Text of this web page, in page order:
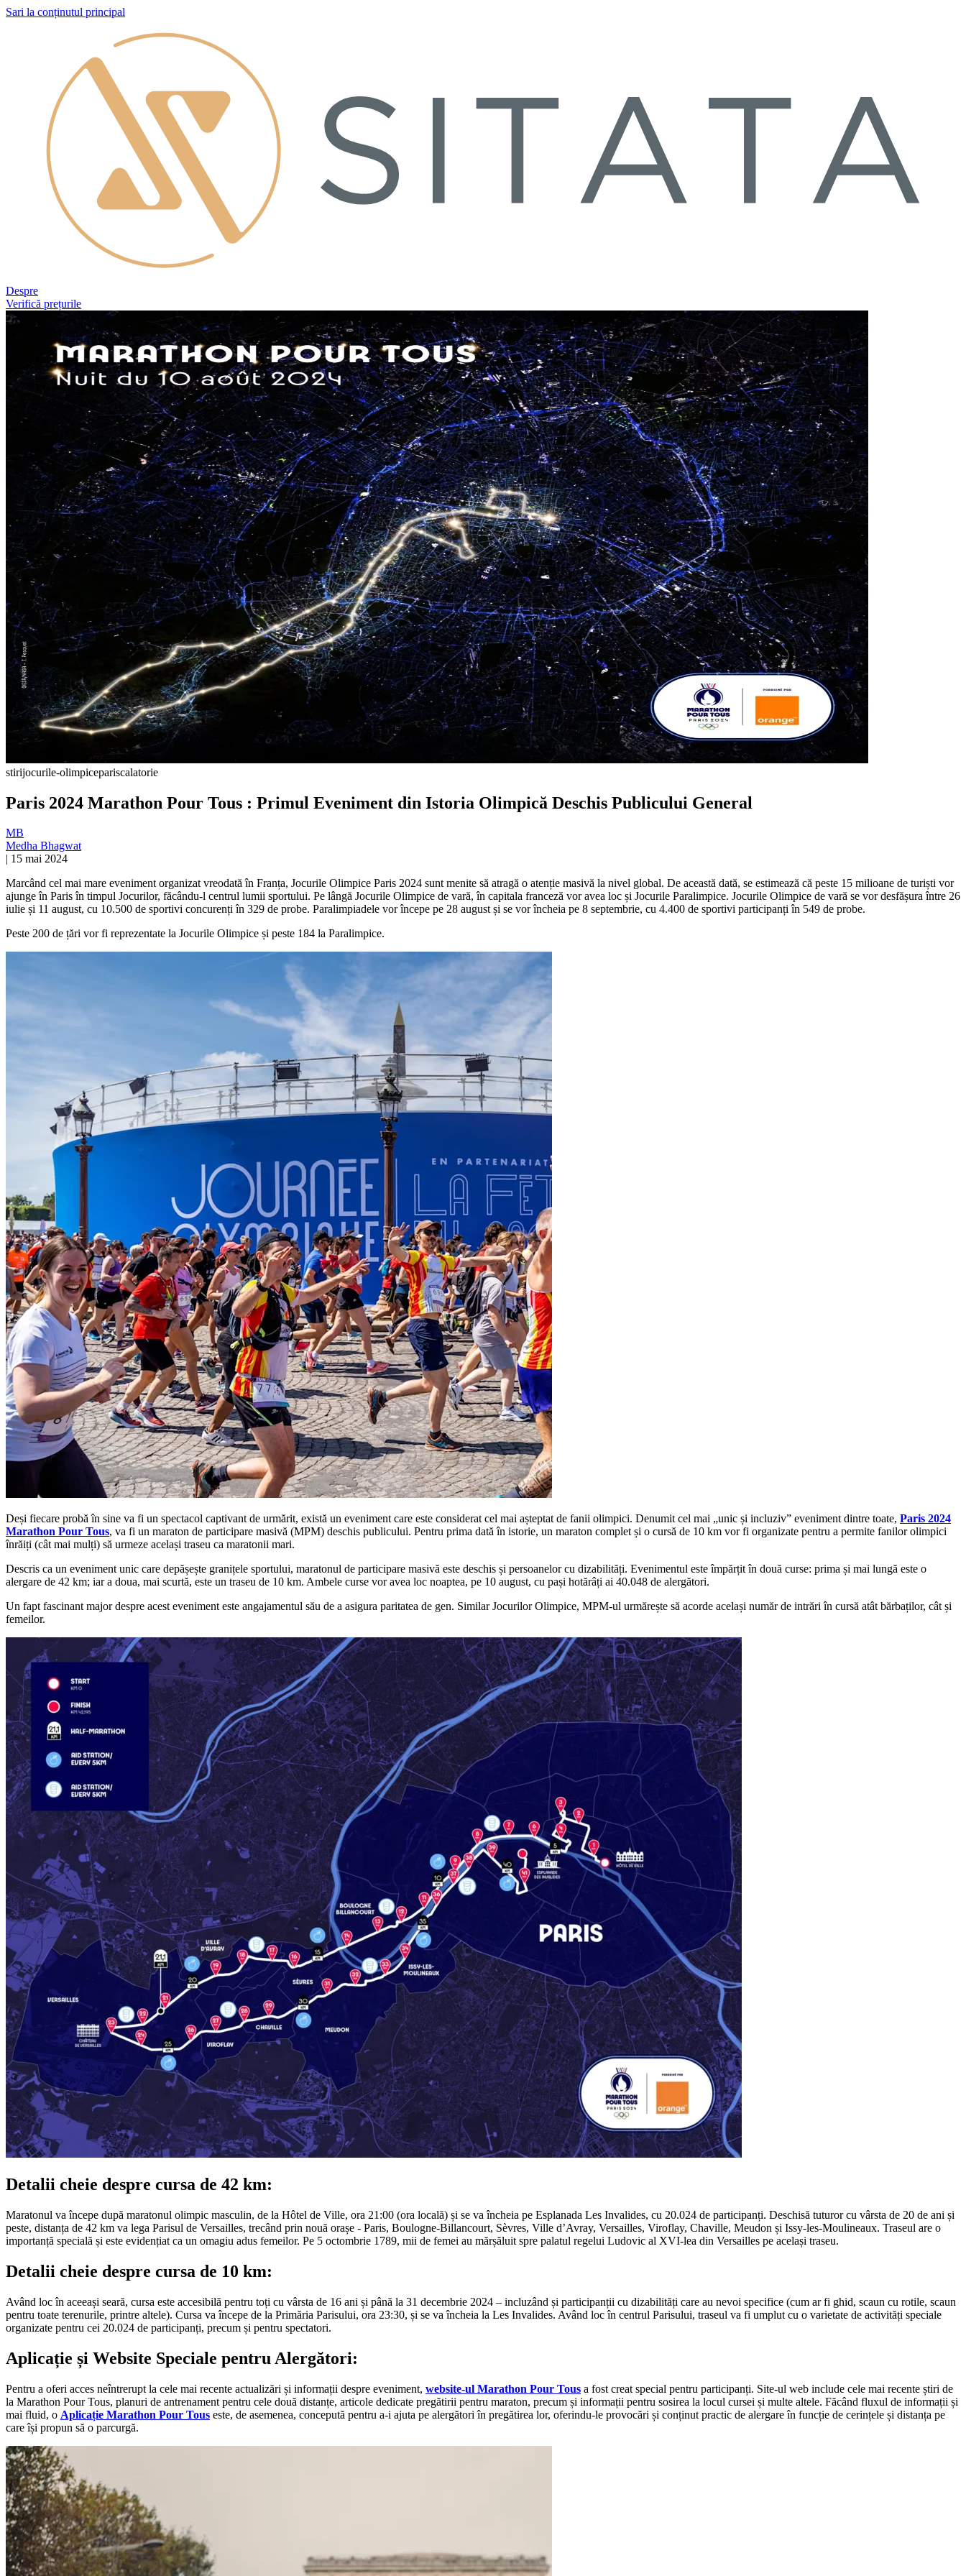
Sari la conținutul principal
Despre
Verifică prețurile
stirijocurile-olimpicepariscalatorie
Paris 2024 Marathon Pour Tous : Primul Eveniment din Istoria Olimpică Deschis Publicului General
MB
Medha Bhagwat
| 15 mai 2024
Marcând cel mai mare eveniment organizat vreodată în Franța, Jocurile Olimpice Paris 2024 sunt menite să atragă o atenție masivă la nivel global. De această dată, se estimează că peste 15 milioane de turiști vor
ajunge în Paris în timpul Jocurilor, făcându-l centrul lumii sportului. Pe lângă Jocurile Olimpice de vară, în capitala franceză vor avea loc și Jocurile Paralimpice. Jocurile Olimpice de vară se vor desfășura între 26
iulie și 11 august, cu 10.500 de sportivi concurenți în 329 de probe. Paralimpiadele vor începe pe 28 august și se vor încheia pe 8 septembrie, cu 4.400 de sportivi participanți în 549 de probe.
Peste 200 de țări vor fi reprezentate la Jocurile Olimpice și peste 184 la Paralimpice.
Deși fiecare probă în sine va fi un spectacol captivant de urmărit, există un eveniment care este considerat cel mai așteptat de fanii olimpici. Denumit cel mai „unic și incluziv” eveniment dintre toate, Paris 2024
Marathon Pour Tous, va fi un maraton de participare masivă (MPM) deschis publicului. Pentru prima dată în istorie, un maraton complet și o cursă de 10 km vor fi organizate pentru a permite fanilor olimpici
înrăiți (cât mai mulți) să urmeze același traseu ca maratonii mari.
Descris ca un eveniment unic care depășește granițele sportului, maratonul de participare masivă este deschis și persoanelor cu dizabilități. Evenimentul este împărțit în două curse: prima și mai lungă este o
alergare de 42 km; iar a doua, mai scurtă, este un traseu de 10 km. Ambele curse vor avea loc noaptea, pe 10 august, cu pași hotărâți ai 40.048 de alergători.
Un fapt fascinant major despre acest eveniment este angajamentul său de a asigura paritatea de gen. Similar Jocurilor Olimpice, MPM-ul urmărește să acorde același număr de intrări în cursă atât bărbaților, cât și
femeilor.
Detalii cheie despre cursa de 42 km:
Maratonul va începe după maratonul olimpic masculin, de la Hôtel de Ville, ora 21:00 (ora locală) și se va încheia pe Esplanada Les Invalides, cu 20.024 de participanți. Deschisă tuturor cu vârsta de 20 de ani și
peste, distanța de 42 km va lega Parisul de Versailles, trecând prin nouă orașe - Paris, Boulogne-Billancourt, Sèvres, Ville d’Avray, Versailles, Viroflay, Chaville, Meudon și Issy-les-Moulineaux. Traseul are o
importanță specială și este evidențiat ca un omagiu adus femeilor. Pe 5 octombrie 1789, mii de femei au mărșăluit spre palatul regelui Ludovic al XVI-lea din Versailles pe același traseu.
Detalii cheie despre cursa de 10 km:
Având loc în aceeași seară, cursa este accesibilă pentru toți cu vârsta de 16 ani și până la 31 decembrie 2024 – incluzând și participanții cu dizabilități care au nevoi specifice (cum ar fi ghid, scaun cu rotile, scaun
pentru toate terenurile, printre altele). Cursa va începe de la Primăria Parisului, ora 23:30, și se va încheia la Les Invalides. Având loc în centrul Parisului, traseul va fi umplut cu o varietate de activități speciale
organizate pentru cei 20.024 de participanți, precum și pentru spectatori.
Aplicație și Website Speciale pentru Alergători:
Pentru a oferi acces neîntrerupt la cele mai recente actualizări și informații despre eveniment, website-ul Marathon Pour Tous a fost creat special pentru participanți. Site-ul web include cele mai recente știri de
la Marathon Pour Tous, planuri de antrenament pentru cele două distanțe, articole dedicate pregătirii pentru maraton, precum și informații pentru sosirea la locul cursei și multe altele. Făcând fluxul de informații și
mai fluid, o Aplicație Marathon Pour Tous este, de asemenea, concepută pentru a-i ajuta pe alergători în pregătirea lor, oferindu-le provocări și conținut practic de alergare în funcție de cerințele și distanța pe
care își propun să o parcurgă.